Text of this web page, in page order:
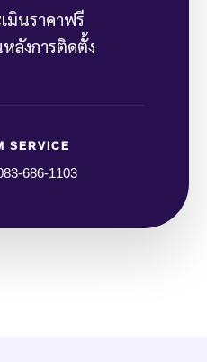
มินราคาฟรี
ลังการติดตั้ง
SERVICE
686-1103